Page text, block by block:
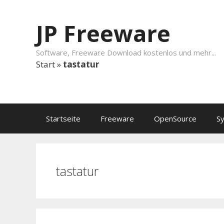
JP Freeware
Software, Freeware Download kostenlos und mehr...
Start» tastatur
Startseite Freeware OpenSource
tastatur